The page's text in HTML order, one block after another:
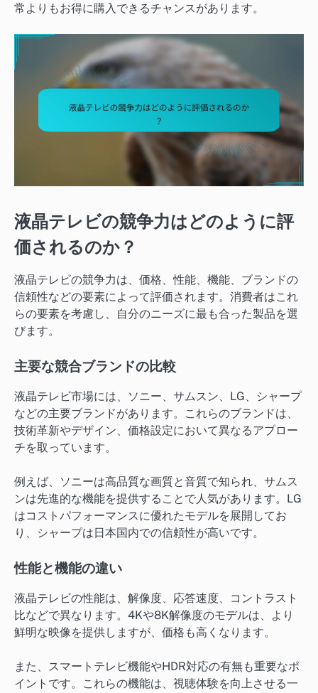
常よりもお得に購入できるチャンスがあります。
液晶テレビの競争力はどのように評
価されるのか？
液晶テレビの競争力は、価格、性能、機能、ブランドの
信頼性などの要素によって評価されます。消費者はこれ
らの要素を考慮し、自分のニーズに最も合った製品を選
びます。
主要な競合ブランドの比較
液晶テレビ市場には、ソニー、サムスン、LG、シャープ
などの主要ブランドがあります。これらのブランドは、
技術革新やデザイン、価格設定において異なるアプロー
チを取っています。
例えば、ソニーは高品質な画質と音質で知られ、サムス
ンは先進的な機能を提供することで人気があります。LG
はコストパフォーマンスに優れたモデルを展開してお
り、シャープは日本国内での信頼性が高いです。
性能と機能の違い
液晶テレビの性能は、解像度、応答速度、コントラスト
比などで異なります。4Kや8K解像度のモデルは、より
鮮明な映像を提供しますが、価格も高くなります。
また、スマートテレビ機能やHDR対応の有無も重要なポ
イントです。これらの機能は、視聴体験を向上させる一